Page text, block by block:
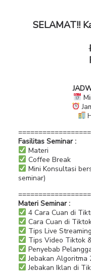
SELAMAT!!
Fasilitas Seminar :
Materi
Coffee Break
Mini Konsultasi
seminar)
Materi Seminar :
4 Cara Cuan di
Cara Cuan di
Tips Live
Tips Video Tiktok
Penyebab
Jebakan Algoritma
Jebakan Iklan di